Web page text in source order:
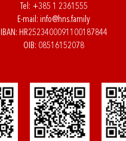
Tel: +385 1 2361555
E-mail: info@hns.family
IBAN: HR2523400091100187844
OIB: 08516152078